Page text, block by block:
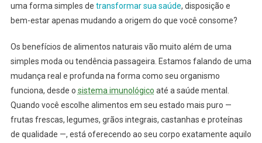
uma forma simples de transformar sua saúde, disposição e
bem-estar apenas mudando a origem do que você consome?
Os benefícios de alimentos naturais vão muito além de uma
simples moda ou tendência passageira. Estamos falando de uma
mudança real e profunda na forma como seu organismo
funciona, desde o sistema imunológico até a saúde mental.
Quando você escolhe alimentos em seu estado mais puro —
frutas frescas, legumes, grãos integrais, castanhas e proteínas
de qualidade —, está oferecendo ao seu corpo exatamente aquilo